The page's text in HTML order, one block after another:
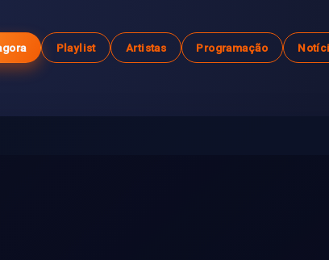
Playlist Artistas Programação